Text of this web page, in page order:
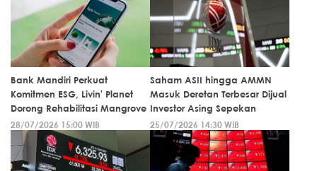
Bank Mandiri Perkuat
Komitmen ESG, Livin' Planet
Dorong Rehabilitasi Mangrove
28/07/2026 15:00 WIB
Saham ASII hingga AMMN
Masuk Deretan Terbesar Dijual
Investor Asing Sepekan
25/07/2026 14:30 WIB